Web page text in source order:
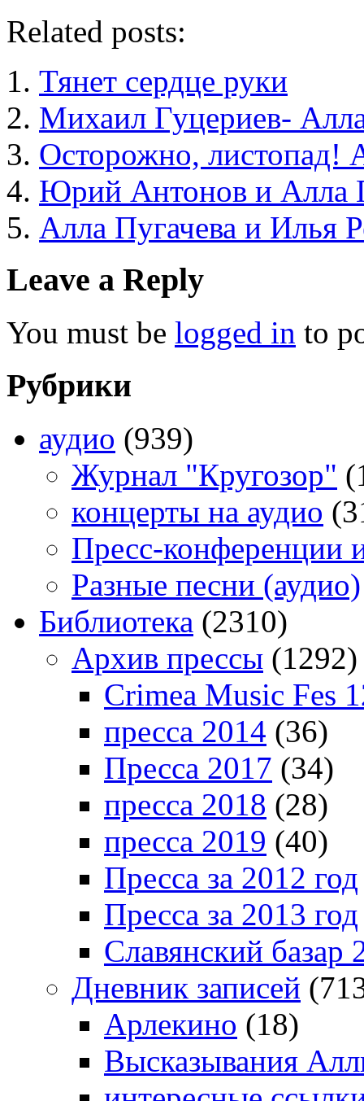
Related posts:
Тянет сердце руки
Михаил Гуцериев-
Осторожно, листопад!
Юрий Антонов и Алла
Алла Пугачева и Илья
Leave a Reply
You must be logged in to
Рубрики
аудио (939)
Журнал "Кругозор"
концерты на аудио
Пресс-конференции
Разные песни (аудио)
Библиотека (2310)
Архив прессы (1292)
Crimea Music Fes
пресса 2014 (36)
Пресса 2017 (34)
пресса 2018 (28)
пресса 2019 (40)
Пресса за 2012 год
Пресса за 2013 год
Славянский базар
Дневник записей
Арлекино (18)
Высказывания